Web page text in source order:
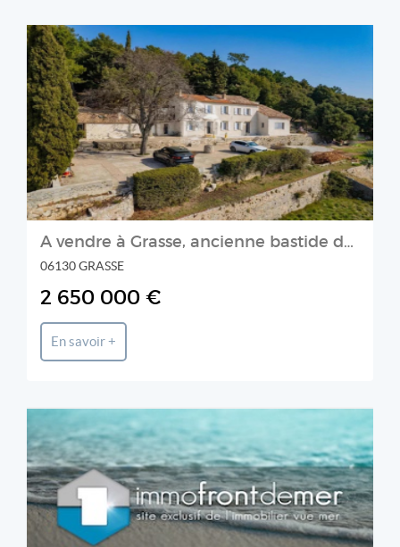
BLUE SQUARE
A vendre à Grasse, ancienne bastide de parfumeur avec vue mer
06130 GRASSE
2 650 000 €
En savoir +
Agence Péris Immobilier